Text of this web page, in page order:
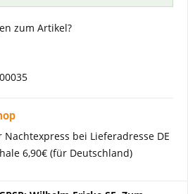
zum Artikel?
bei Lieferadresse DE
6,90€ (für Deutschland)